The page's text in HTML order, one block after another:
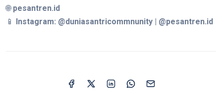
🌐 pesantren.id
📱 Instagram: @duniasantricommnunity | @pesantren.id